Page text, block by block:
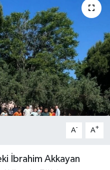
A- A+
İbrahim Akkayan